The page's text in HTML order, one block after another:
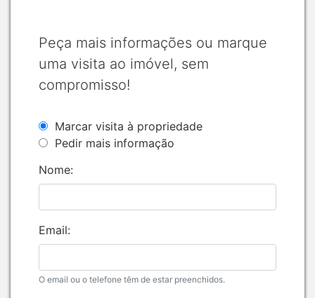
Peça mais informações ou marque
uma visita ao imóvel, sem
compromisso!
Marcar visita à propriedade
Pedir mais informação
Nome:
Email:
O email ou o telefone têm de estar preenchidos.